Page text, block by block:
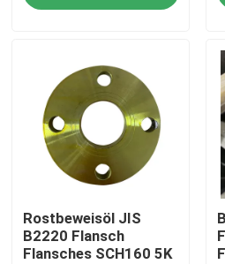
ANSI-Rohr-Flansch
GOST Standard-Flansche
Flansch en 1092
Rostbeweisöl JIS
B2220 Flansch
Flansches SCH160 5K